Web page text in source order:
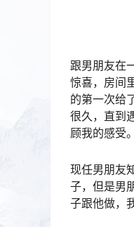
跟男朋友在
惊喜，房间
的第一次给
很久，直到
顾我的感受。
现任男朋友
子，但是男
子跟他做，